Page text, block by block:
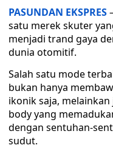
PASUNDAN EKSPRES
satu merek skuter
menjadi trand gaya
dunia otomitif.
Salah satu mode
bukan hanya
ikonik saja,
body yang
dengan sentuhan-
sudut.